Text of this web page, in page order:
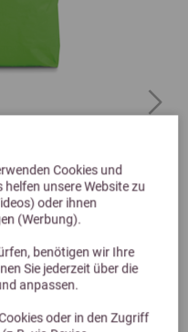
Cookies und
unsere Website zu
oder ihnen
(Werbung).
benötigen wir Ihre
Sie jederzeit über die
anpassen.
oder in den Zugriff
€
Next